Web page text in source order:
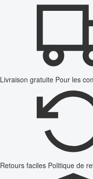
Livraison gratuite Pour les
Retours faciles Politique de